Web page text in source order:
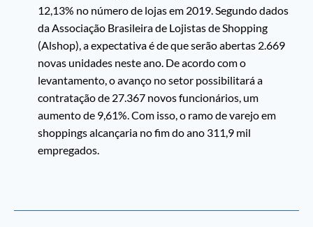
12,13% no número de lojas em 2019. Segundo dados
da Associação Brasileira de Lojistas de Shopping
(Alshop), a expectativa é de que serão abertas 2.669
novas unidades neste ano. De acordo com o
levantamento, o avanço no setor possibilitará a
contratação de 27.367 novos funcionários, um
aumento de 9,61%. Com isso, o ramo de varejo em
shoppings alcançaria no fim do ano 311,9 mil
empregados.